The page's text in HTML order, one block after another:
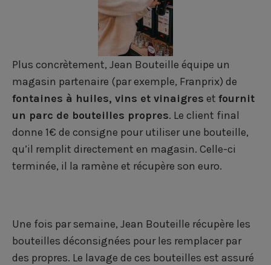
Plus concrètement, Jean Bouteille équipe un
magasin partenaire (par exemple, Franprix) de
fontaines à huiles, vins et vinaigres et fournit
un parc de bouteilles propres. Le client final
donne 1€ de consigne pour utiliser une bouteille,
qu’il remplit directement en magasin. Celle-ci
terminée, il la ramène et récupère son euro.
Une fois par semaine, Jean Bouteille récupère les
bouteilles déconsignées pour les remplacer par
des propres. Le lavage de ces bouteilles est assuré